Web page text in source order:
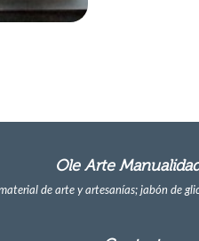
Ole Arte
de arte y artesanías; jabón de